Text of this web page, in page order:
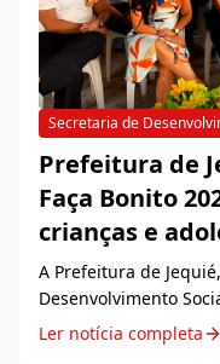
Secretaria de
Prefeitura de
Faça Bonito
crianças e
A Prefeitura de
Desenvolvimento
na sede do Centro de
Assistência Social
Ler notícia completa